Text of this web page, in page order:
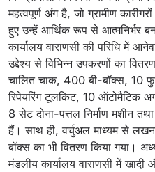
महत्वपूर्ण अंग है, जो ग्रामीण
हुए उन्हें आर्थिक रूप से आत्मनिर्भर
कार्यालय वाराणसी की परिधि में
उद्देश्य से विभिन्न उपकरणों का
चालित चाक, 400 बी-बॉक्स, 10
रिपेयरिंग टूलकिट, 10 ऑटोमैटिक
8 सेट दोना-पत्तल निर्माण मशीन
हैं। साथ ही, वर्चुअल माध्यम से
बॉक्स का भी वितरण किया गया।
मंडलीय कार्यालय वाराणसी में खादी